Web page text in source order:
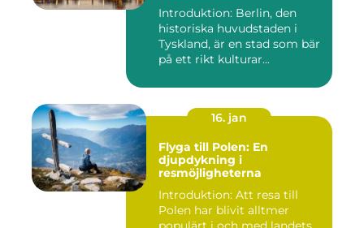
Introduktion: Berlin, den
historiska huvudstaden i
Tyskland, är en stad som bär
på ett rikt kulturar...
16. jan
Flyga till Polen: En
djupdykning i
resmöjligheterna
Introduktion: Att resa till
Polen har blivit alltmer